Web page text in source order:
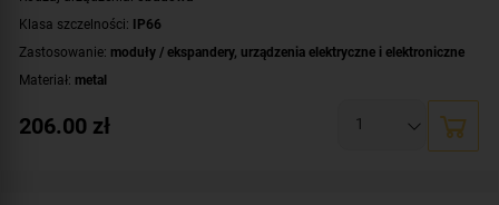
Klasa szczelności: IP66
Zastosowanie: moduły / ekspandery, urządzenia elektryczne i elektroniczne
Materiał: metal
Płyta montażowa, wymiary:
206.00 zł